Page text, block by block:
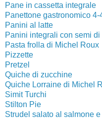
Pane in cassetta integrale
Panettone gastronomico 4-
Panini al latte
Panini integrali con semi
Pasta frolla di Michel Roux
Pizzette
Pretzel
Quiche di zucchine
Quiche Lorraine di Michel
Simit Turchi
Stilton Pie
Strudel salato al salmone